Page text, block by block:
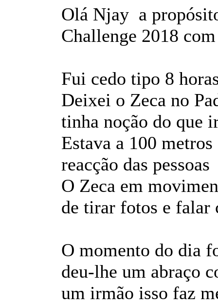
Olá Njay a
Challenge 2018
Fui cedo tipo 8
Deixei o Zeca no
tinha noção do que
Estava a 100
reacção das
O Zeca em
de tirar fotos e falar
O momento do dia
deu-lhe um abraço
um irmão isso faz